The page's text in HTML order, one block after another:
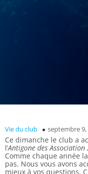
Vie du club septembre 9,
Ce dimanche le club a
l’Antigone des Association
Comme chaque année
pas. Nous vous avons
mieux à vos questions.